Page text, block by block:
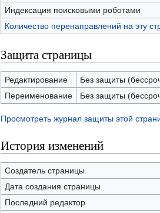
Индексация поисковыми роботами
Количество перенаправлений на эту
Защита страницы
Редактирование
Без защиты
Переименование
Без защиты
Просмотреть журнал защиты этой
История изменений
Создатель страницы
Дата создания страницы
Последний редактор